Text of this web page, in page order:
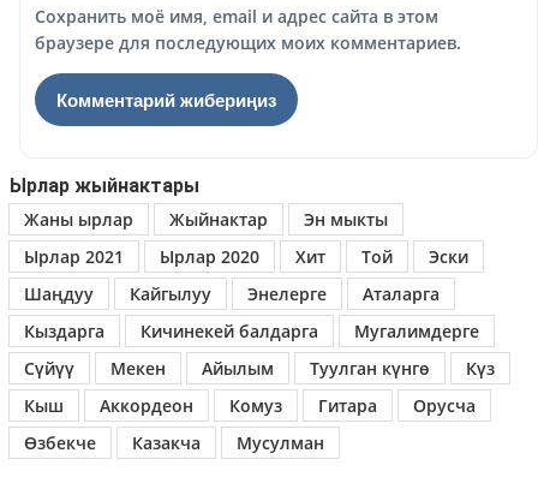
Сохранить моё имя, email и адрес сайта в этом
браузере для последующих моих комментариев.
Ырлар жыйнактары
Жаны ырлар
Жыйнактар
Эн мыкты
Ырлар 2021
Ырлар 2020 Хит Той
Эски
Шаңдуу
Кайгылуу Энелерге
Аталарга
Кыздарга
Кичинекей балдарга
Мугалимдерге
Сүйүү
Мекен Айылым Туулган күнгө
Күз
Кыш
Аккордеон Комуз Гитара
Орусча
Өзбекче
Казакча Мусулман